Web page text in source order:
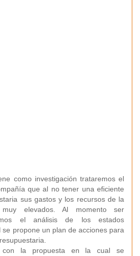
como investigación trataremos el
que al no tener una eficiente
sus gastos y los recursos de la
elevados. Al momento ser
el análisis de los estados
propone un plan de acciones para
con la propuesta en la cual se